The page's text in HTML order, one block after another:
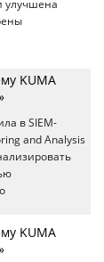
улучшена
KUMA
в SIEM-
and Analysis
KUMA